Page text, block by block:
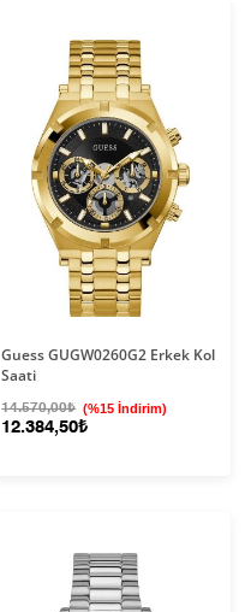
Guess GUGW0260G2 Erkek Kol
Saati
14.570,00₺ (%15 İndirim)
12.384,50₺